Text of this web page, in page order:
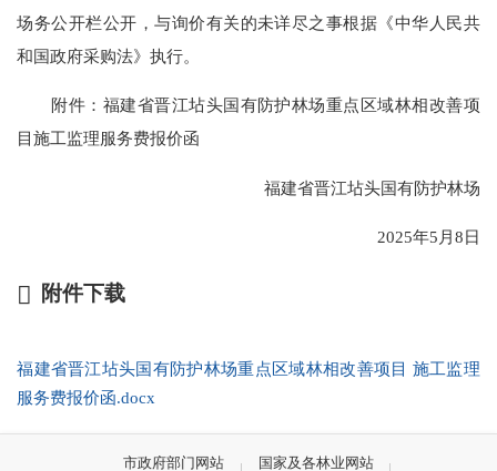
场务公开栏公开，与询价有关的未详尽之事根据《中华人民共
和国政府采购法》执行。
附件：福建省晋江坫头国有防护林场重点区域林相改善项
目施工监理服务费报价函
福建省晋江坫头国有防护林场
2025年5月8日
附件下载
福建省晋江坫头国有防护林场重点区域林相改善项目 施工监理
服务费报价函.docx
市政府部门网站 国家及各林业网站